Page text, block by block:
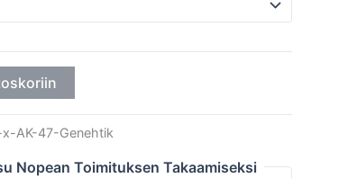
AK-47-Genehtik
Nopean Toimituksen Takaamiseksi